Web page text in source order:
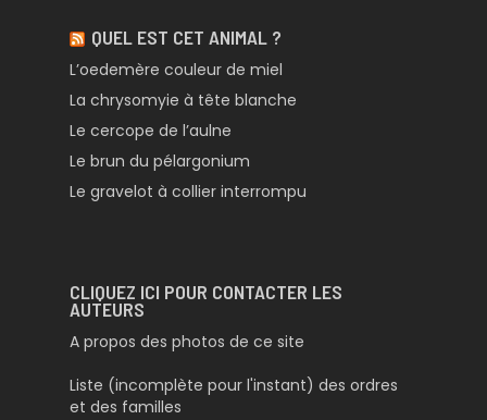
QUEL EST CET ANIMAL ?
L’oedemère couleur de miel
La chrysomyie à tête blanche
Le cercope de l’aulne
Le brun du pélargonium
Le gravelot à collier interrompu
CLIQUEZ ICI POUR CONTACTER LES
AUTEURS
A propos des photos de ce site
Liste (incomplète pour l'instant) des ordres
et des familles